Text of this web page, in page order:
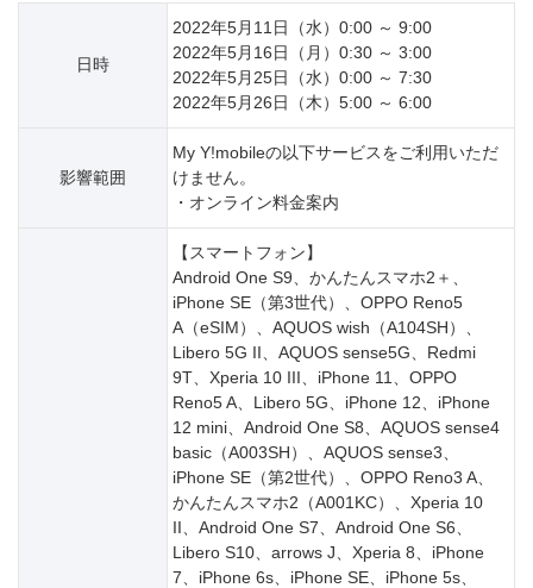
日時
2022年5月11日（水）0:00 ～ 9:00
2022年5月16日（月）0:30 ～ 3:00
2022年5月25日（水）0:00 ～ 7:30
2022年5月26日（木）5:00 ～ 6:00
影響範囲
My Y!mobileの以下サービスをご利用いただ
けません。
・オンライン料金案内
【スマートフォン】
Android One S9、かんたんスマホ2＋、
iPhone SE（第3世代）、OPPO Reno5
A（eSIM）、AQUOS wish（A104SH）、
Libero 5G II、AQUOS sense5G、Redmi
9T、Xperia 10 III、iPhone 11、OPPO
Reno5 A、Libero 5G、iPhone 12、iPhone
12 mini、Android One S8、AQUOS sense4
basic（A003SH）、AQUOS sense3、
iPhone SE（第2世代）、OPPO Reno3 A、
かんたんスマホ2（A001KC）、Xperia 10
II、Android One S7、Android One S6、
Libero S10、arrows J、Xperia 8、iPhone
7、iPhone 6s、iPhone SE、iPhone 5s、